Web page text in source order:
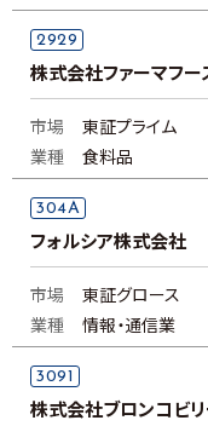
2929
株式会社ファーマフー
市場
東証プライム
業種
食料品
304A
フォルシア株式会社
市場
東証グロース
業種
情報・通信業
3091
株式会社ブロンコビリ